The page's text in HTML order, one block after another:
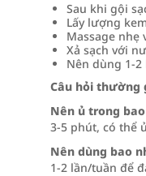
Sau khi gội
Lấy lượng
Massage nhẹ
Xả sạch với
Nên dùng 1-
Câu hỏi thường
Nên ủ trong
3-5 phút, có thể
Nên dùng bao
1-2 lần/tuần để